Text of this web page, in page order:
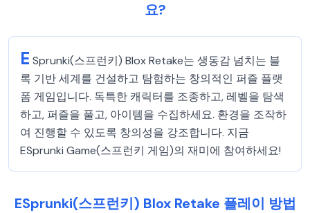
요?
E Sprunki(스프런키) Blox Retake는 생동감 넘치는 블
록 기반 세계를 건설하고 탐험하는 창의적인 퍼즐 플랫
폼 게임입니다. 독특한 캐릭터를 조종하고, 레벨을 탐색
하고, 퍼즐을 풀고, 아이템을 수집하세요. 환경을 조작하
여 진행할 수 있도록 창의성을 강조합니다. 지금
ESprunki Game(스프런키 게임)의 재미에 참여하세요!
ESprunki(스프런키) Blox Retake 플레이 방법